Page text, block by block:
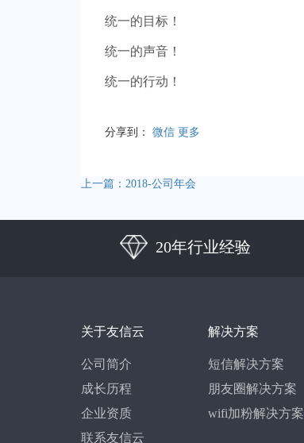
统一的目标！
统一的声音！
统一的行动！
分享到： 微信 更多
上一篇：2018-公司年会
20年行业经验
关于友信云
公司简介
成长历程
企业资质
联系友信云
解决方案
短信解决方案
朋友圈解决方案
wifi加粉解决方案